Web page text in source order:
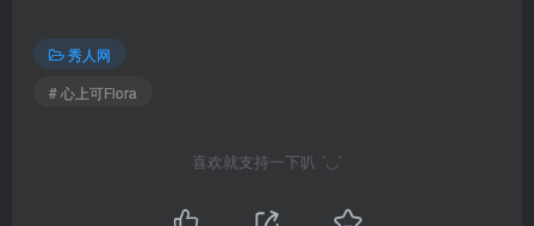
秀人网
# 心上可Flora
喜欢就支持一下叭 ´◡`